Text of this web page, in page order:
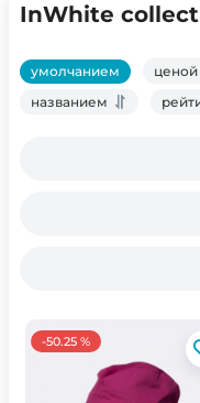
InWhite
умолчанием
ценой
названием
-50.25 %